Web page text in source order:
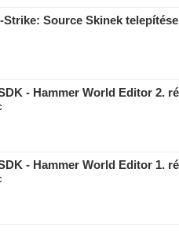
Strike: Source Skinek
- Hammer World Editor 2.
- Hammer World Editor 1.